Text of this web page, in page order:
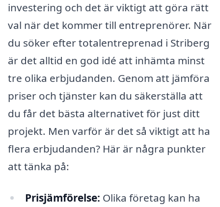
investering och det är viktigt att göra rätt
val när det kommer till entreprenörer. När
du söker efter totalentreprenad i Striberg
är det alltid en god idé att inhämta minst
tre olika erbjudanden. Genom att jämföra
priser och tjänster kan du säkerställa att
du får det bästa alternativet för just ditt
projekt. Men varför är det så viktigt att ha
flera erbjudanden? Här är några punkter
att tänka på:
Prisjämförelse: Olika företag kan ha